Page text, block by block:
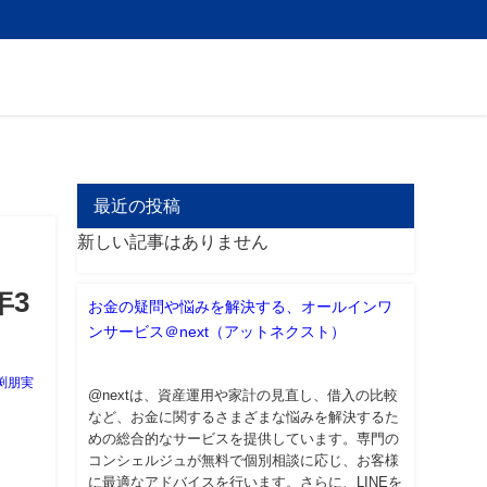
3
朋実
最近の投稿
新しい記事はありません
お金の疑問や悩みを解決する、オールインワ
ンサービス＠next（アットネクスト）
@nextは、資産運用や家計の見直し、借入の比較
など、お金に関するさまざまな悩みを解決するた
めの総合的なサービスを提供しています。専門の
コンシェルジュが無料で個別相談に応じ、お客様
に最適なアドバイスを行います。さらに、LINEを